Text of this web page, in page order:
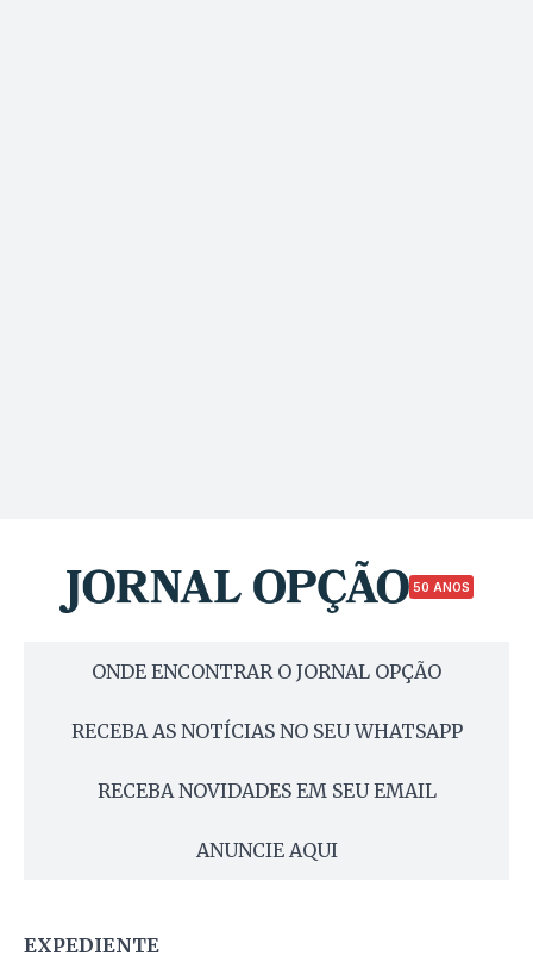
50 ANOS
ONDE ENCONTRAR O JORNAL OPÇÃO
RECEBA AS NOTÍCIAS NO SEU WHATSAPP
RECEBA NOVIDADES EM SEU EMAIL
ANUNCIE AQUI
EXPEDIENTE